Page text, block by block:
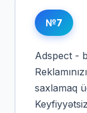
№7
Adspect -
saxlamaq